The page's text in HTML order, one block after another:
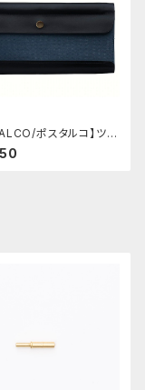
ポスタルコ】ツー
ス (Navy Blue)